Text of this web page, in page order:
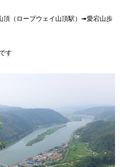
（ロープウェイ山頂駅）➟愛宕山歩
す